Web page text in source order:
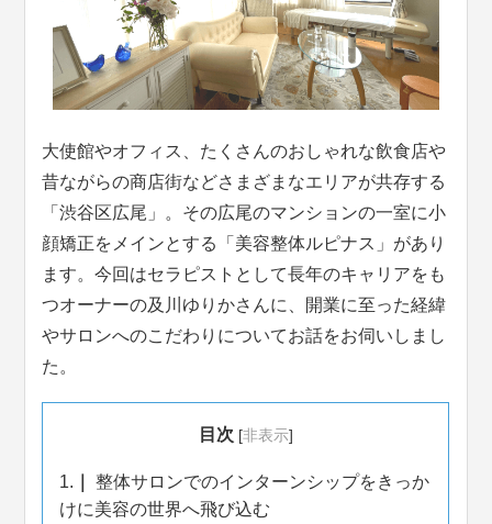
大使館やオフィス、たくさんのおしゃれな飲食店や
昔ながらの商店街などさまざまなエリアが共存する
「渋谷区広尾」。その広尾のマンションの一室に小
顔矯正をメインとする「美容整体ルピナス」があり
ます。今回はセラピストとして長年のキャリアをも
つオーナーの及川ゆりかさんに、開業に至った経緯
やサロンへのこだわりについてお話をお伺いしまし
た。
目次 [非表示]
1.
整体サロンでのインターンシップをきっか
けに美容の世界へ飛び込む